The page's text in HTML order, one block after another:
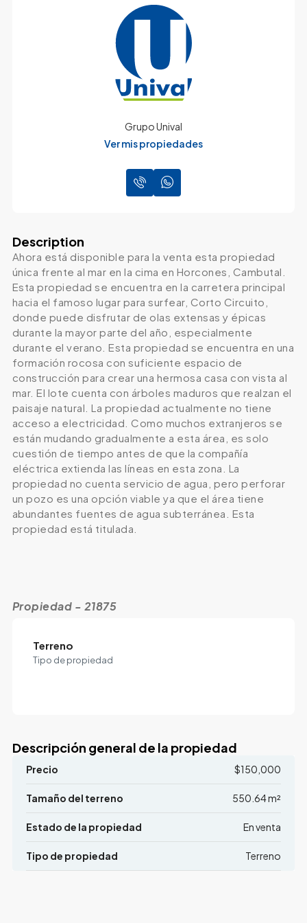
Grupo Unival
Ver mis propiedades
Description
Ahora está disponible para la venta esta propiedad
única frente al mar en la cima en Horcones, Cambutal.
Esta propiedad se encuentra en la carretera principal
hacia el famoso lugar para surfear, Corto Circuito,
donde puede disfrutar de olas extensas y épicas
durante la mayor parte del año, especialmente
durante el verano. Esta propiedad se encuentra en una
formación rocosa con suficiente espacio de
construcción para crear una hermosa casa con vista al
mar. El lote cuenta con árboles maduros que realzan el
paisaje natural. La propiedad actualmente no tiene
acceso a electricidad. Como muchos extranjeros se
están mudando gradualmente a esta área, es solo
cuestión de tiempo antes de que la compañía
eléctrica extienda las líneas en esta zona. La
propiedad no cuenta servicio de agua, pero perforar
un pozo es una opción viable ya que el área tiene
abundantes fuentes de agua subterránea. Esta
propiedad está titulada.
Propiedad - 21875
Terreno
Tipo de propiedad
Descripción general de la propiedad
Precio $150,000
Tamaño del terreno 550.64 m²
Estado de la propiedad En venta
Tipo de propiedad Terreno